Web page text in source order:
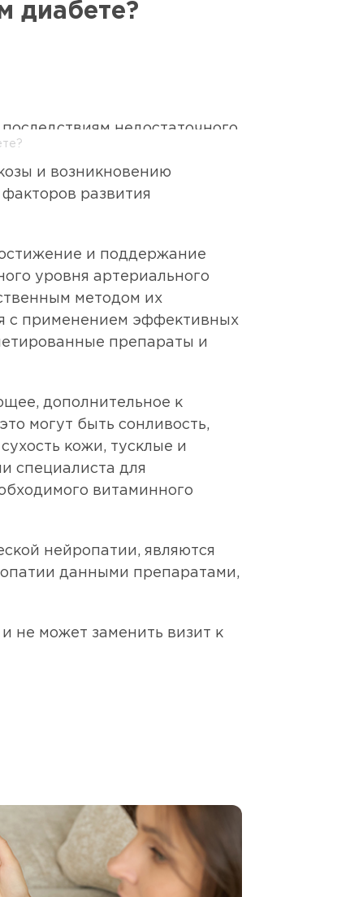
диабете?
недостаточного
возникающая
и возникновению
развития
и поддержание
уровня артериального
методом их
с применением эффективных
препараты и
дополнительное к
могут быть сонливость,
кожи, тусклые и
специалиста для
витаминного
нейропатии, являются
данными препаратами,
не может заменить визит к